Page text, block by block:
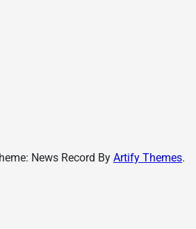
News Record By Artify Themes.